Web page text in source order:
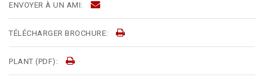
ENVOYER À UN AMI:
TÉLÉCHARGER BROCHURE:
PLANT (PDF):